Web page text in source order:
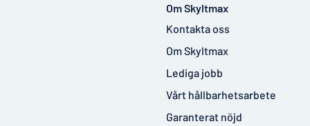
Om Skyltmax
Kontakta oss
Om Skyltmax
Lediga jobb
Vårt hållbarhetsarbete
Garanterat nöjd